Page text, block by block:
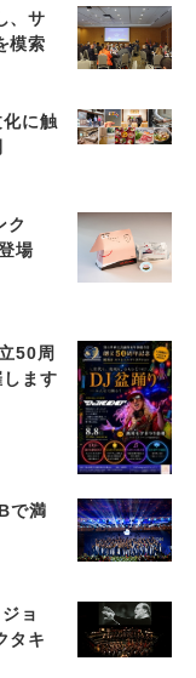
、サ
模索
に触
ク
登場
50周
ます
で満
ョ
タキ